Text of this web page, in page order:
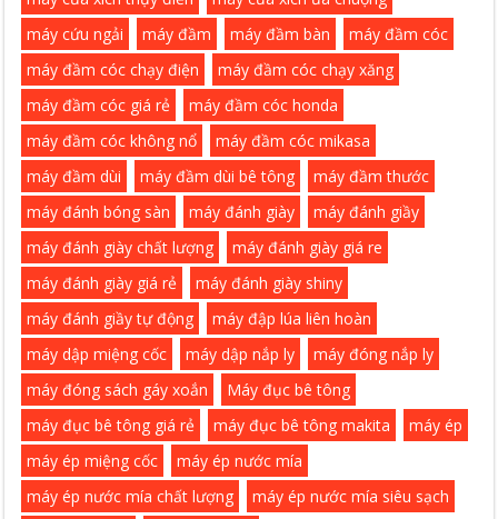
máy cứu ngải
máy đầm máy đầm bàn
máy đầm cóc
máy đầm cóc chạy điện
máy đầm cóc chạy xăng
máy đầm cóc giá rẻ
máy đầm cóc honda
máy đầm cóc không nổ
máy đầm cóc mikasa
máy đầm dùi
máy đầm dùi bê tông
máy đầm thước
máy đánh bóng sàn
máy đánh giày
máy đánh giầy
máy đánh giày chất lượng
máy đánh giày giá re
máy đánh giày giá rẻ
máy đánh giày shiny
máy đánh giầy tự động
máy đập lúa liên hoàn
máy dập miệng cốc
máy dập nắp ly
máy đóng nắp ly
máy đóng sách gáy xoắn
Máy đục bê tông
máy đục bê tông giá rẻ
máy đục bê tông makita
máy ép
máy ép miệng cốc
máy ép nước mía
máy ép nước mía chất lượng
máy ép nước mía siêu sạch